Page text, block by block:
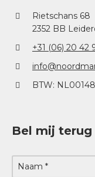
Rietschans 68
2352 BB
+31 (06) 20 42
BTW:
Bel mij terug